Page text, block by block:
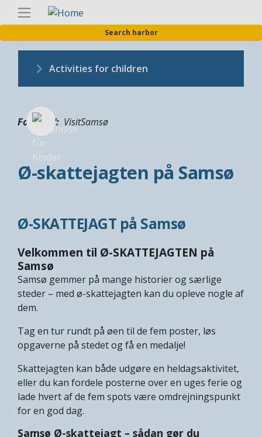
Skip
content
Search harbor
Activities for children
Fotograf VisitSamsø
Ø-skattejagten på Samsø
Ø-SKATTEJAGT på Samsø
Velkommen til Ø-SKATTEJAGTEN på
Samsø
Samsø gemmer på mange historier og særlige
steder – med ø-skattejagten kan du opleve nogle af
dem.
Tag en tur rundt på øen til de fem poster, løs
opgaverne på stedet og få en medalje!
Skattejagten kan både udgøre en heldagsaktivitet,
eller du kan fordele posterne over en uges ferie og
lade hvert af de fem spots være omdrejningspunkt
for en god dag.
Samsø Ø-skattejagt – sådan gør du